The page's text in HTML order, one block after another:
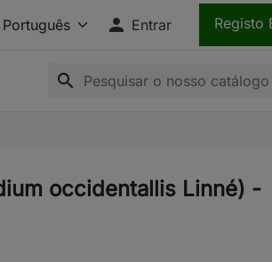
 Entrar Registo
search
occidentallis Linné) -